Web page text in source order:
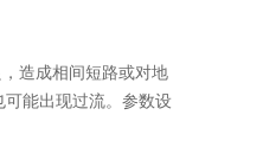
造成相间短路或对地
能出现过流。参数设